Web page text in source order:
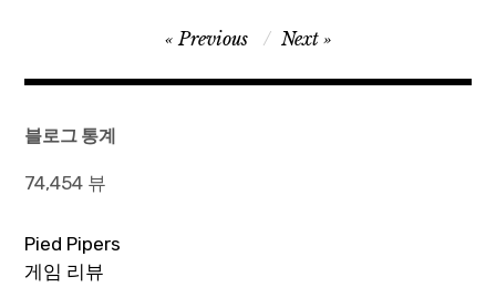
탐
Previous Next
블로그 통계
74,454 뷰
Pied Pipers
게임 리뷰